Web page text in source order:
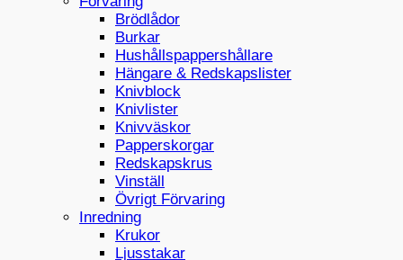
Brödlådor
Burkar
Hushållspappershållare
Hängare & Redskapslister
Knivblock
Knivlister
Knivväskor
Papperskorgar
Redskapskrus
Vinställ
Övrigt Förvaring
Inredning
Krukor
Ljusstakar